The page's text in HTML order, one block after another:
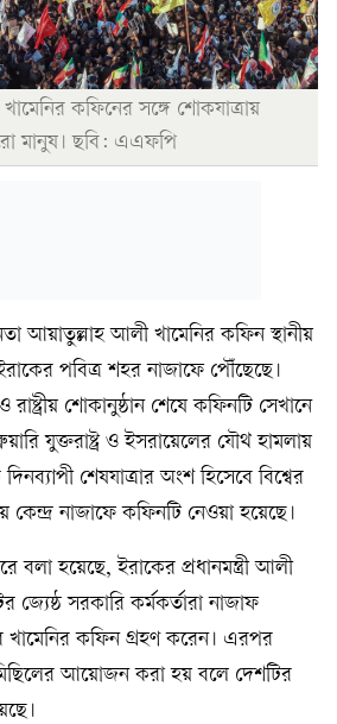
কফিনের সঙ্গে শোকযাত্রায়
মানুষ। ছবি: এএফপি
আয়াতুল্লাহ আলী খামেনির কফিন স্থানীয়
পবিত্র শহর নাজাফে পৌঁছেছে।
শোকানুষ্ঠান শেষে কফিনটি সেখানে
যুক্তরাষ্ট্র ও ইসরায়েলের যৌথ হামলায়
শেষযাত্রার অংশ হিসেবে বিশ্বের
কেন্দ্র নাজাফে কফিনটি নেওয়া হয়েছে।
বলা হয়েছে, ইরাকের প্রধানমন্ত্রী আলী
সরকারি কর্মকর্তারা নাজাফ
খামেনির কফিন গ্রহণ করেন। এরপর
আয়োজন করা হয় বলে দেশটির